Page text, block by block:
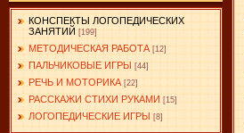
КОНСПЕКТЫ ЛОГОПЕДИЧЕСКИХ
ЗАНЯТИЙ [199]
МЕТОДИЧЕСКАЯ РАБОТА [12]
ПАЛЬЧИКОВЫЕ ИГРЫ [44]
РЕЧЬ И МОТОРИКА [22]
РАССКАЖИ СТИХИ РУКАМИ [15]
ЛОГОПЕДИЧЕСКИЕ ИГРЫ [8]